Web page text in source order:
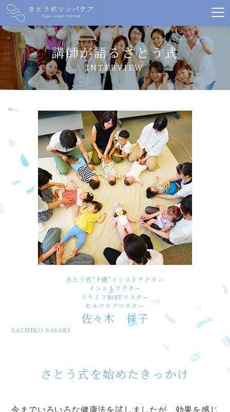
講師が語るさとう式
INTERVIEW
SACHIKO SASAKI
佐々木 祥子
さとう式“上級”インストラクター
インストラクター
リライフMRTマスター
セルフケアマスター
さとう式を始めたきっかけ
今までいろいろな健康法を試しましたが、効果を感じ